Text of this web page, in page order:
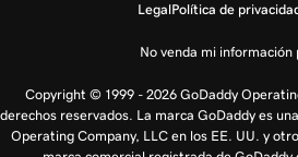
LegalPolítica de
No venda mi información
Copyright © 1999 - 2026 GoDaddy
derechos reservados. La marca GoDaddy es
Operating Company, LLC en los EE. UU. y